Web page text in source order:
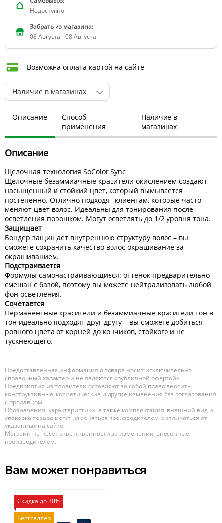
Недоступно
Забрать из магазина:
08 Августа - 08 Августа
Возможна оплата картой на сайте
Наличие в магазинах
Описание
Способ
применения
Наличие в
магазинах
Описание
Щелочная технология SoColor Sync
Щелочные безаммиачные красители окислением создают
насыщенный и стойкий цвет, который вымывается
постепенно. Отлично подходят клиентам, которые часто
меняют цвет волос. Идеальны для тонирования после
осветления порошком. Могут осветлять до 1/2 уровня тона.
Защищает
Бондер защищает внутреннюю структуру волос – вы
сможете сохранить качество волос окрашивание за
окрашиванием.
Подстраивается
Формулы самонастраивающиеся: оттенок предварительно
смешан с базой, поэтому вы можете нейтрализовать любой
фон осветления.
Сочетается
Перманентные красители и безаммиачные красители тон в
тон идеально подходят друг другу – вы сможете добиться
ровного цвета от корней до кончиков, стойкого и не
тускнеющего.
Предоставленная информация о товаре носит исключительно
справочный характер и не являются «публичной офертой».
Предприятия изготовители оставляют за собой право вносить
конструктивные, косметические и другие изменения без согласования
с продавцом.
Обозначения, характеристики, а также комплектация, внешний вид и
упаковка товара могут изменяться производителем и отличаться от
указанных на сайте.
Магазин не несет ответственности за изменения, внесенные
производителем.
Вам может понравиться
Скидка до 30%
Бестселлер